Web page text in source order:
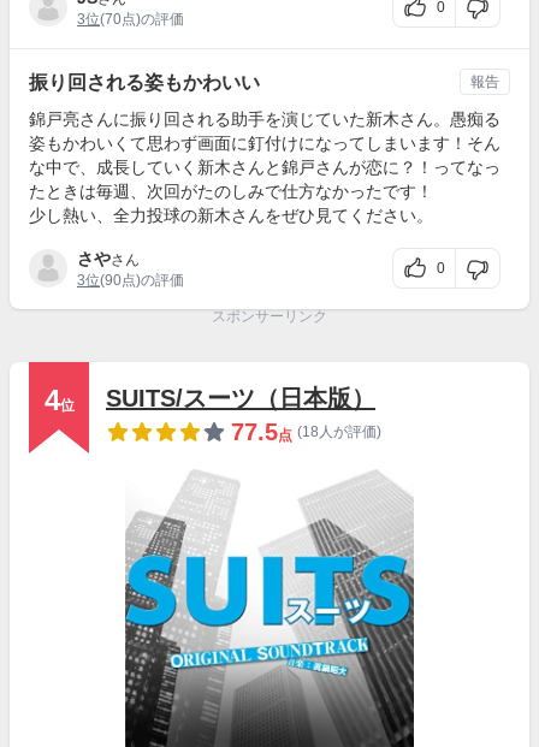
3位(70点)の評価
0
振り回される姿もかわいい
錦戸亮さんに振り回される助手を演じていた新木さん。愚痴る
姿もかわいくて思わず画面に釘付けになってしまいます！そん
な中で、成長していく新木さんと錦戸さんが恋に？！ってなっ
たときは毎週、次回がたのしみで仕方なかったです！
少し熱い、全力投球の新木さんをぜひ見てください。
さやさん
3位(90点)の評価
0
報告
スポンサーリンク
4位
SUITS/スーツ（日本版）
77.5点 (18人が評価)